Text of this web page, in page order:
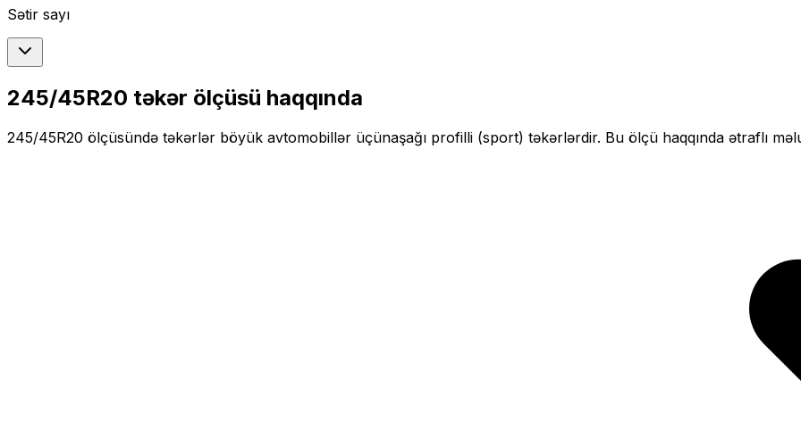
Sətir sayı
245/45R20 təkər ölçüsü haqqında
245/45R20 ölçüsündə təkərlər böyük avtomobillər üçünaşağı profilli (sport) təkərlərdir. Bu ölçü haqqında ətraflı